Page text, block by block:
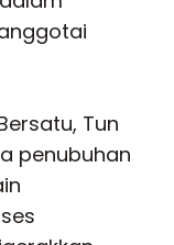
Tun
penubuhan